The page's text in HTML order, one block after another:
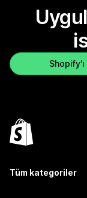
Tüm kategoriler